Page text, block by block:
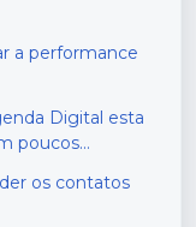
a performance
Digital esta
poucos
os contatos